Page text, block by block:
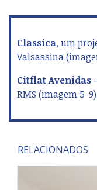
Essence –
históricos e
O novo
Alma